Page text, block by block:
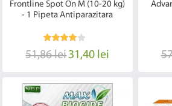
Frontline Spot On M (10-20 kg)
- 1 Pipeta Antiparazitara
51,86 lei31,40 lei